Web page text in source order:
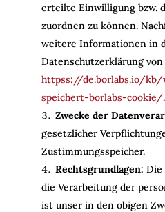
erteilte Einwilligung bzw.
zuordnen zu können.
weitere Informationen in
Datenschutzerklärung von
httpss://de.borlabs.io/kb/
speichert-borlabs-cookie/.
Zwecke der
gesetzlicher
Zustimmungsspeicher.
Rechtsgrundlagen: Die
die Verarbeitung der
ist unser in den obigen